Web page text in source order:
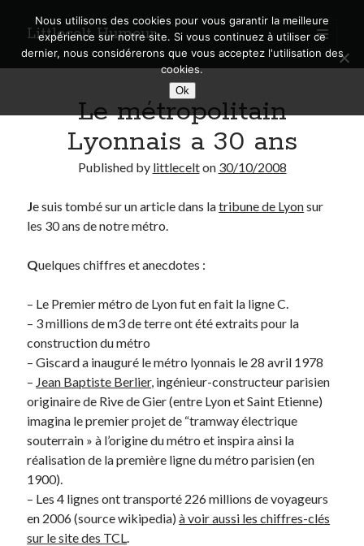
Littlecelt Humeur
open
primary
menu
Sidebar
Derniers articles
Explorez les Chemins Enchantés à Vélo : Aventures Familiales près de
Lyon !
A quand une véritable place pour le vélo à Caluire dans la Métropole de
Lyon ?
Comment je vis ma vie sur un vélo
Derniers Commentaires
Entretien ménager dans T’as vu quoi ? #52
JF dans
C’était pas mieux avant… à Lyon
littlecelt
Anthony dans
Comment j’ai opéré ma vélorution toute personnelle
Renaud Ducher
Comment j’ai opéré ma vélorution toute
personnelle
Le métropolitain
Lyonnais a 30 ans
Published by littlecelton 30/10/2008
Je suis tombé sur un article dans latribune de Lyonsur
les 30 ans de notre métro.
Quelques chiffres et anecdotes :
– Le Premier métro de Lyon fut en fait la ligne C.
– 3 millions de m3 de terre ont été extraits pour la
construction du métro
– Giscard a inauguré le métro lyonnais le 28 avril 1978
– Jean Baptiste Berlier, ingénieur-constructeur parisien
originaire de Rive de Gier (entre Lyon et Saint Etienne)
imagina le premier projet de “tramway électrique
souterrain » à l’origine du métro et inspira ainsi la
réalisation de la première ligne du métro parisien (en
1900).
– Les 4 lignes ont transporté 226 millions de voyageurs
en 2006 (source wikipedia)à voir aussi les chiffres-clés
sur le site des TCL.
Nous utilisons des cookies pour vous garantir la meilleure
expérience sur notre site. Si vous continuez à utiliser ce
dernier, nous considérerons que vous acceptez l'utilisation des
cookies.
Ok